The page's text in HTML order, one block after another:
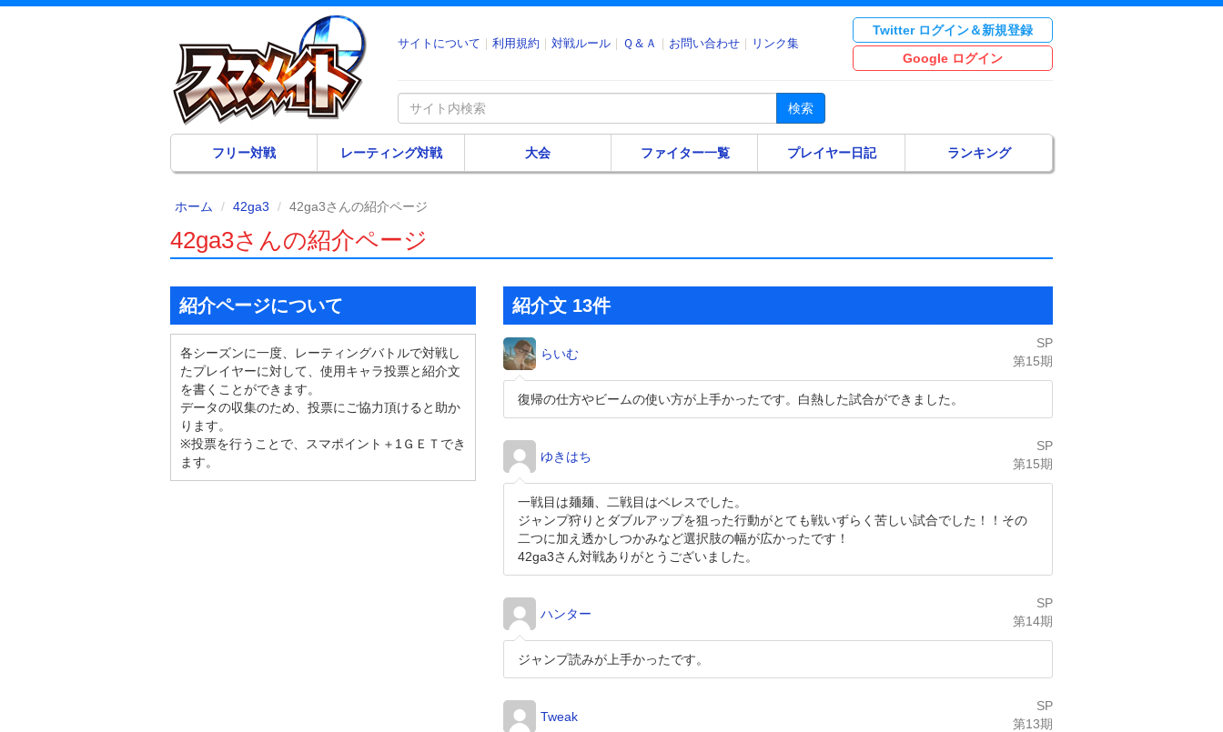
サイトについて 利用規約 対戦ルール Ｑ＆Ａ お問い合わせ リンク集
Twitter ログイン＆新規登録
Google ログイン
検索
フリー対戦 レーティング対戦 大会 ファイター一覧 プレイヤー日記 ランキング
ホーム 42ga3 42ga3さんの紹介ページ
42ga3さんの紹介ページ
紹介ページについて
各シーズンに一度、レーティングバトルで対戦し
たプレイヤーに対して、使用キャラ投票と紹介文
を書くことができます。
データの収集のため、投票にご協力頂けると助か
ります。
※投票を行うことで、スマポイント＋1ＧＥＴでき
ます。
紹介文 13件
らいむ
SP
第15期
復帰の仕方やビームの使い方が上手かったです。白熱した試合ができました。
ゆきはち
SP
第15期
一戦目は麺麺、二戦目はベレスでした。
ジャンプ狩りとダブルアップを狙った行動がとても戦いずらく苦しい試合でした！！その
二つに加え透かしつかみなど選択肢の幅が広かったです！
42ga3さん対戦ありがとうございました。
ハンター
SP
第14期
ジャンプ読みが上手かったです。
Tweak
SP
第13期